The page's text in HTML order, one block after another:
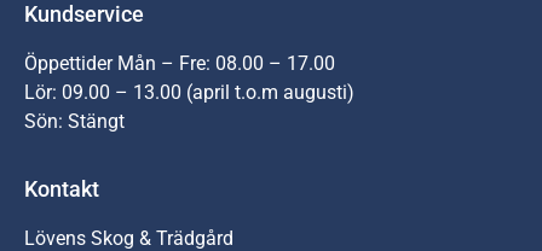
Kundservice
Öppettider Mån – Fre: 08.00 – 17.00
Lör: 09.00 – 13.00 (april t.o.m augusti)
Sön: Stängt
Kontakt
Lövens Skog & Trädgård